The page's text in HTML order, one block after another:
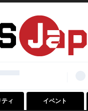
ィ イベント